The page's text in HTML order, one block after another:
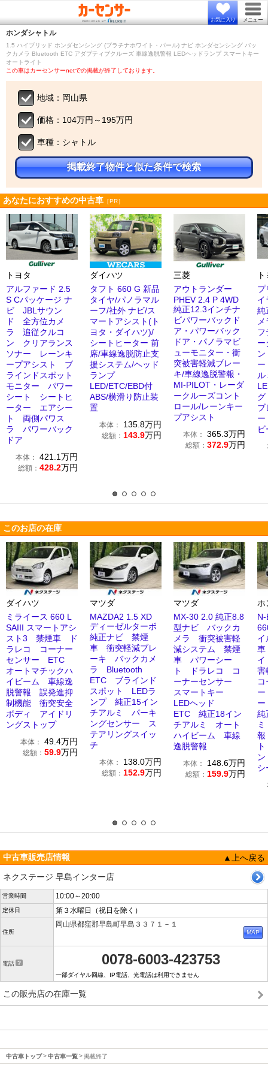
お気に入り メニュー
ホンダシャトル
1.5 ハイブリッド ホンダセンシング (プラチナホワイト・パール) ナビ ホンダセンシング バッ
クカメラ Bluetooth ETC アダプティブクルーズ 車線逸脱警報 LEDヘッドランプ スマートキー
オートライト
この車はカーセンサーnetでの掲載が終了しております。
地域：岡山県
価格：104万円～195万円
車種：シャトル
掲載終了物件と似た条件で検索
あなたにおすすめの中古車 ［PR］
トヨタ
アルファード 2.5
S Cパッケージ ナ
ビ JBLサウン
ド 全方位カメ
ラ 追従クルコ
ン クリアランス
ソナー レーンキ
ープアシスト ブ
ラインドスポット
モニター パワー
シート シートヒ
ーター エアシー
ト 両側パワス
ラ パワーバック
ドア
本体： 421.1万円
総額： 428.2万円
ダイハツ
タフト 660 G 新品
タイヤ/パノラマル
ーフ/社外 ナビ/ス
マートアシスト(ト
ヨタ・ダイハツ)/
シートヒーター 前
席/車線逸脱防止支
援システム/ヘッド
ランプ
LED/ETC/EBD付
ABS/横滑り防止装
置
本体： 135.8万円
総額： 143.9万円
三菱
アウトランダー
PHEV 2.4 P 4WD
純正12.3インチナ
ビパワーバックド
ア・パワーバック
ドア・パノラマビ
ューモニター・衝
突被害軽減ブレー
キ/車線逸脱警報・
MI-PILOT・レーダ
ークルーズコント
ロール/レーンキー
プアシスト
本体： 365.3万円
総額： 372.9万円
プ
イ
純
ー
ー
ビ
このお店の在庫
ダイハツ
ミライース 660 L
SAIII スマートアシ
スト3 禁煙車 ド
ラレコ コーナー
センサー ETC
オートマチックハ
イビーム 車線逸
脱警報 誤発進抑
制機能 衝突安全
ボディ アイドリ
ングストップ
本体： 49.4万円
総額： 59.9万円
マツダ
MAZDA2 1.5 XD
ディーゼルターボ
純正ナビ 禁煙
車 衝突軽減ブレ
ーキ バックカメ
ラ Bluetooth
ETC ブラインド
スポット LEDラ
ンプ 純正15イン
チアルミ パーキ
ングセンサー ス
テアリングスイッ
チ
本体： 138.0万円
総額： 152.9万円
マツダ
MX-30 2.0 純正8.8
型ナビ バックカ
メラ 衝突被害軽
減システム 禁煙
車 パワーシー
ト ドラレコ コ
ーナーセンサー
スマートキー
LEDヘッド
ETC 純正18イン
チアルミ オート
ハイビーム 車線
逸脱警報
本体： 148.6万円
総額： 159.9万円
ホ
イ
車
純
シ
中古車販売店情報
▲上へ戻る
ネクステージ 早島インター店
営業時間 10:00～20:00
定休日 第３水曜日（祝日を除く）
住所
岡山県都窪郡早島町早島３３７１－１
電話 0078-6003-423753
一部ダイヤル回線、IP電話、光電話は利用できません
この販売店の在庫一覧
中古車トップ 中古車一覧 掲載終了